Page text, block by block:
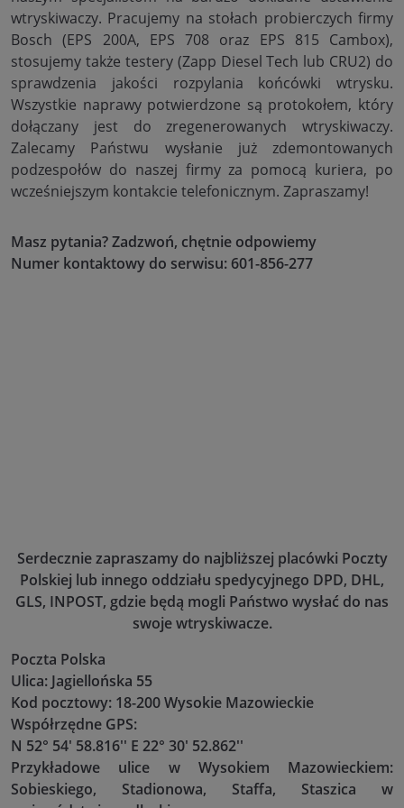
wtryskiwaczy. Pracujemy na stołach probierczych firmy
Bosch (EPS 200A, EPS 708 oraz EPS 815 Cambox),
stosujemy także testery (Zapp Diesel Tech lub CRU2) do
sprawdzenia jakości rozpylania końcówki wtrysku.
Wszystkie naprawy potwierdzone są protokołem, który
dołączany jest do zregenerowanych wtryskiwaczy.
Zalecamy Państwu wysłanie już zdemontowanych
podzespołów do naszej firmy za pomocą kuriera, po
wcześniejszym kontakcie telefonicznym. Zapraszamy!
Masz pytania? Zadzwoń, chętnie odpowiemy
Numer kontaktowy do serwisu: 601-856-277
Serdecznie zapraszamy do najbliższej placówki Poczty
Polskiej lub innego oddziału spedycyjnego DPD, DHL,
GLS, INPOST, gdzie będą mogli Państwo wysłać do nas
swoje wtryskiwacze.
Poczta Polska
Ulica: Jagiellońska 55
Kod pocztowy: 18-200 Wysokie Mazowieckie
Współrzędne GPS:
N 52° 54' 58.816'' E 22° 30' 52.862''
Przykładowe ulice w Wysokiem Mazowieckiem:
Sobieskiego, Stadionowa, Staffa, Staszica w